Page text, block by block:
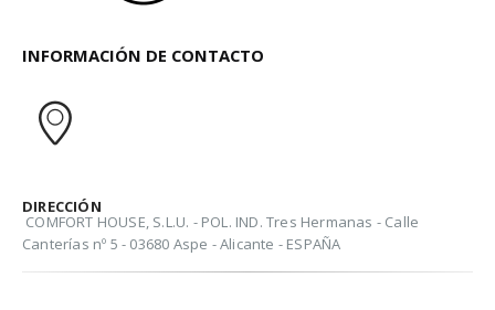
INFORMACIÓN DE CONTACTO
DIRECCIÓN
COMFORT HOUSE, S.L.U. - POL. IND. Tres Hermanas - Calle
Canterías nº 5 - 03680 Aspe - Alicante - ESPAÑA